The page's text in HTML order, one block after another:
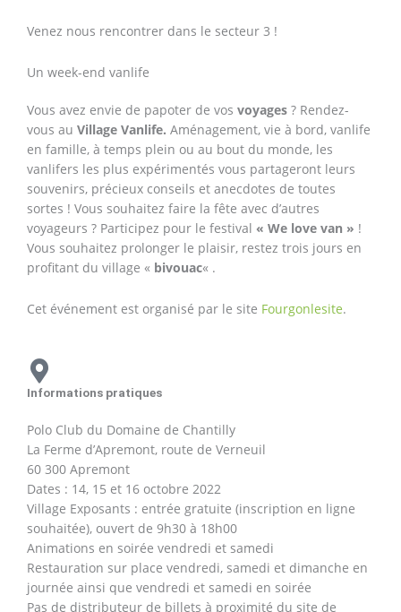
Venez nous rencontrer dans le secteur 3 !
Un week-end vanlife
Vous avez envie de papoter de vos voyages ? Rendez-
vous au Village Vanlife. Aménagement, vie à bord, vanlife
en famille, à temps plein ou au bout du monde, les
vanlifers les plus expérimentés vous partageront leurs
souvenirs, précieux conseils et anecdotes de toutes
sortes ! Vous souhaitez faire la fête avec d’autres
voyageurs ? Participez pour le festival « We love van » !
Vous souhaitez prolonger le plaisir, restez trois jours en
profitant du village « bivouac« .
Cet événement est organisé par le site Fourgonlesite.
Informations pratiques
Polo Club du Domaine de Chantilly
La Ferme d’Apremont, route de Verneuil
60 300 Apremont
Dates : 14, 15 et 16 octobre 2022
Village Exposants : entrée gratuite (inscription en ligne
souhaitée), ouvert de 9h30 à 18h00
Animations en soirée vendredi et samedi
Restauration sur place vendredi, samedi et dimanche en
journée ainsi que vendredi et samedi en soirée
Pas de distributeur de billets à proximité du site de